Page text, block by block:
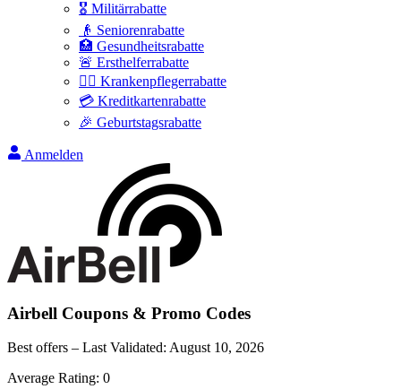
🎖️ Militärrabatte
👴 Seniorenrabatte
🏥 Gesundheitsrabatte
🚨 Ersthelferrabatte
👩‍⚕️ Krankenpflegerrabatte
💳 Kreditkartenrabatte
🎉 Geburtstagsrabatte
Anmelden
Airbell Coupons & Promo Codes
Best offers – Last Validated: August 10, 2026
Average Rating: 0